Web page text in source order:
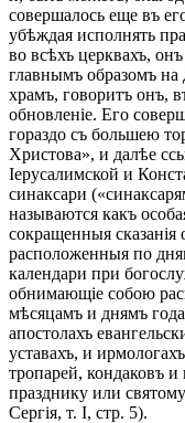
совершалось еще въ
убѣждая исполнять
во всѣхъ церквахъ, онъ
главнымъ образомъ
храмъ, говоритъ онъ,
обновленіе. Его
гораздо съ большею
Христова», и далѣе
Іерусалимской и
синаксари
называются какъ
сокращенныя сказанія
расположенныя по
календари при
обнимающіе собою
мѣсяцамъ и днямъ
апостолахъ
уставахъ, и
тропарей, кондаковъ
празднику или
Сергія, т. I, стр. 5).